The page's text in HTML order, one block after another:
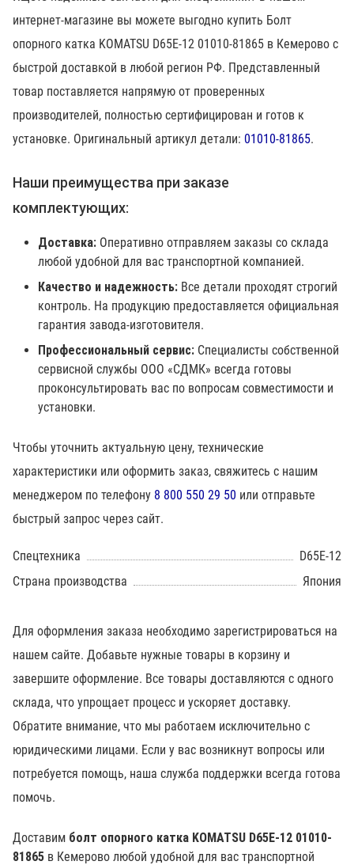
интернет-магазине вы можете выгодно купить Болт
опорного катка KOMATSU D65E-12 01010-81865 в Кемерово с
быстрой доставкой в любой регион РФ. Представленный
товар поставляется напрямую от проверенных
производителей, полностью сертифицирован и готов к
установке. Оригинальный артикул детали: 01010-81865.
Наши преимущества при заказе
комплектующих:
Доставка: Оперативно отправляем заказы со склада
любой удобной для вас транспортной компанией.
Качество и надежность: Все детали проходят строгий
контроль. На продукцию предоставляется официальная
гарантия завода-изготовителя.
Профессиональный сервис: Специалисты собственной
сервисной службы ООО «СДМК» всегда готовы
проконсультировать вас по вопросам совместимости и
установки.
Чтобы уточнить актуальную цену, технические
характеристики или оформить заказ, свяжитесь с нашим
менеджером по телефону 8 800 550 29 50 или отправьте
быстрый запрос через сайт.
Спецтехника
D65E-12
Страна производства
Япония
Для оформления заказа необходимо зарегистрироваться на
нашем сайте. Добавьте нужные товары в корзину и
завершите оформление. Все товары доставляются с одного
склада, что упрощает процесс и ускоряет доставку.
Обратите внимание, что мы работаем исключительно с
юридическими лицами. Если у вас возникнут вопросы или
потребуется помощь, наша служба поддержки всегда готова
помочь.
Доставим болт опорного катка KOMATSU D65E-12 01010-
81865 в Кемерово любой удобной для вас транспортной